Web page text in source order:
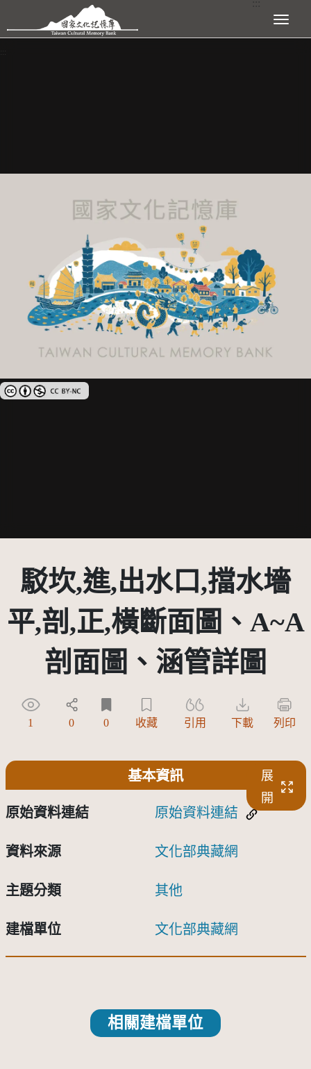
跳到主要內容區塊 展開選單
:::
創用CC姓名標示-非商業性 3.0 台灣及其後版本(CC BY-NC 3.0 TW +)
駁坎,進,出水口,擋水墻
平,剖,正,橫斷面圖、A~A
剖面圖、涵管詳圖
1 0 0 收藏 引用 下載 列印
基本資訊
展
開
原始資料連結 原始資料連結
資料來源 文化部典藏網
主題分類 其他
建檔單位 文化部典藏網
相關建檔單位